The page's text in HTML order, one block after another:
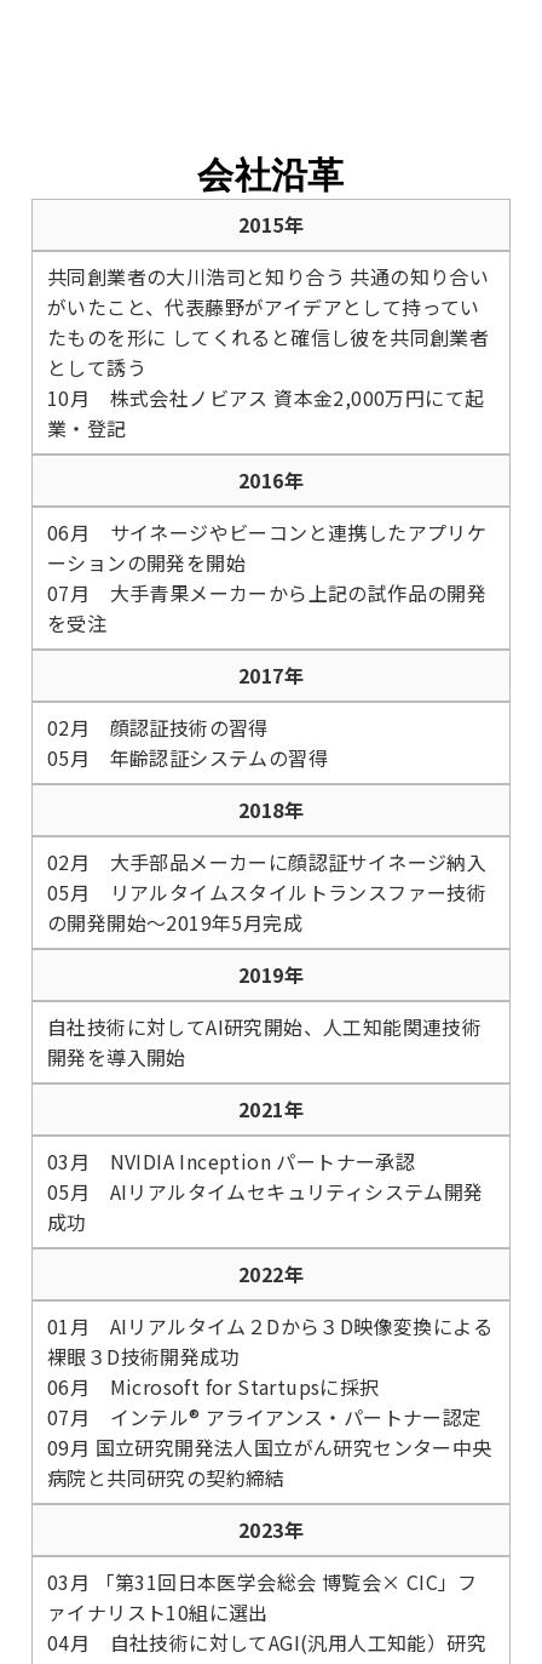
会社沿革
2015年
共同創業者の大川浩司と知り合う 共通の知り合い
がいたこと、代表藤野がアイデアとして持ってい
たものを形に してくれると確信し彼を共同創業者
として誘う
10月 株式会社ノビアス 資本金2,000万円にて起
業・登記
2016年
06月 サイネージやビーコンと連携したアプリケ
ーションの開発を開始
07月 大手青果メーカーから上記の試作品の開発
を受注
2017年
02月 顔認証技術の習得
05月 年齢認証システムの習得
2018年
02月 大手部品メーカーに顔認証サイネージ納入
05月 リアルタイムスタイルトランスファー技術
の開発開始～2019年5月完成
2019年
自社技術に対してAI研究開始、人工知能関連技術
開発を導入開始
2021年
03月 NVIDIA Inception パートナー承認
05月 AIリアルタイムセキュリティシステム開発
成功
2022年
01月 AIリアルタイム２Dから３D映像変換による
裸眼３D技術開発成功
06月 Microsoft for Startupsに採択
07月 インテル® アライアンス・パートナー認定
09月 国立研究開発法人国立がん研究センター中央
病院と共同研究の契約締結
2023年
03月 「第31回日本医学会総会 博覧会× CIC」フ
ァイナリスト10組に選出
04月 自社技術に対してAGI(汎用人工知能）研究